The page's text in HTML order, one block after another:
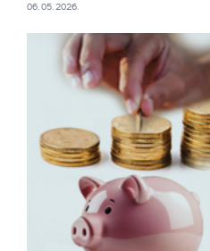
06. 05. 2026.